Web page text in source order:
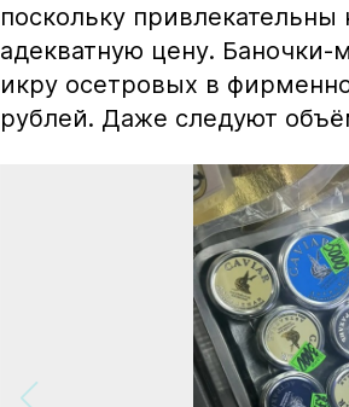
поскольку
адекватную цену.
икру осетровых в
рублей. Даже следуют